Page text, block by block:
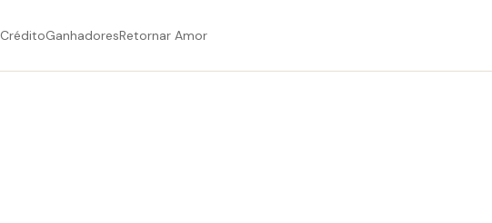
CréditoGanhadoresRetornar Amor